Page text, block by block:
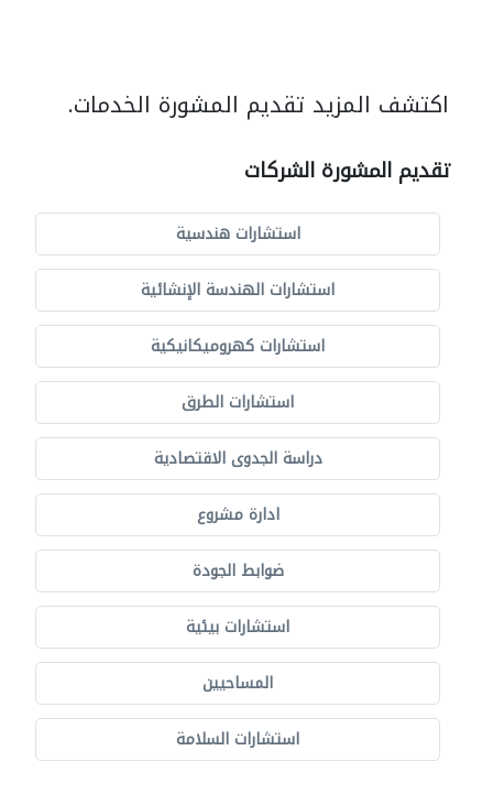
اكتشف المزيد تقديم المشورة الخدمات.
تقديم المشورة الشركات
استشارات هندسية
استشارات الهندسة الإنشائية
استشارات كهروميكانيكية
استشارات الطرق
دراسة الجدوى الاقتصادية
ادارة مشروع
ضوابط الجودة
استشارات بيئية
المساحيين
استشارات السلامة